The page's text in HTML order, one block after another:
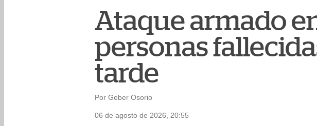
Ataque armado
personas
tarde
Por Geber Osorio
06 de agosto de 2026, 20:55